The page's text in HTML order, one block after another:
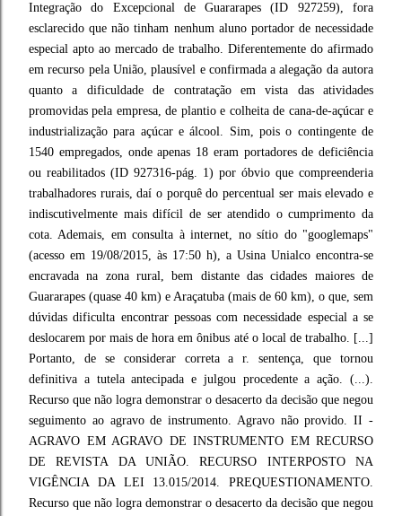
Integração do Excepcional de Guararapes (ID 927259), fora
esclarecido que não tinham nenhum aluno portador de necessidade
especial apto ao mercado de trabalho. Diferentemente do afirmado
em recurso pela União, plausível e confirmada a alegação da autora
quanto a dificuldade de contratação em vista das atividades
promovidas pela empresa, de plantio e colheita de cana-de-açúcar e
industrialização para açúcar e álcool. Sim, pois o contingente de
1540 empregados, onde apenas 18 eram portadores de deficiência
ou reabilitados (ID 927316-pág. 1) por óbvio que compreenderia
trabalhadores rurais, daí o porquê do percentual ser mais elevado e
indiscutivelmente mais difícil de ser atendido o cumprimento da
cota. Ademais, em consulta à internet, no sítio do "googlemaps"
(acesso em 19/08/2015, às 17:50 h), a Usina Unialco encontra-se
encravada na zona rural, bem distante das cidades maiores de
Guararapes (quase 40 km) e Araçatuba (mais de 60 km), o que, sem
dúvidas dificulta encontrar pessoas com necessidade especial a se
deslocarem por mais de hora em ônibus até o local de trabalho. [...]
Portanto, de se considerar correta a r. sentença, que tornou
definitiva a tutela antecipada e julgou procedente a ação. (...).
Recurso que não logra demonstrar o desacerto da decisão que negou
seguimento ao agravo de instrumento. Agravo não provido. II -
AGRAVO EM AGRAVO DE INSTRUMENTO EM RECURSO
DE REVISTA DA UNIÃO. RECURSO INTERPOSTO NA
VIGÊNCIA DA LEI 13.015/2014. PREQUESTIONAMENTO.
Recurso que não logra demonstrar o desacerto da decisão que negou